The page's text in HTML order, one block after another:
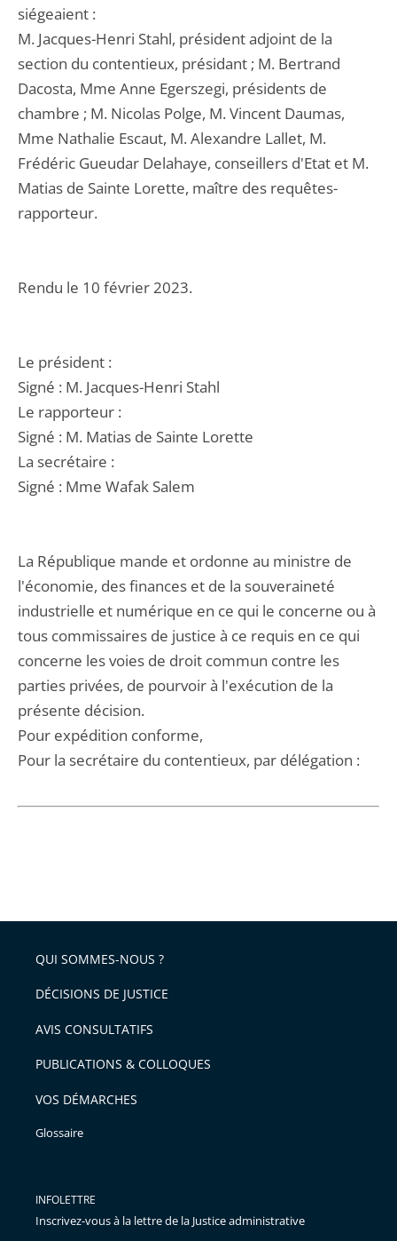
siégeaient :
M. Jacques-Henri Stahl, président adjoint de la
section du contentieux, présidant ; M. Bertrand
Dacosta, Mme Anne Egerszegi, présidents de
chambre ; M. Nicolas Polge, M. Vincent Daumas,
Mme Nathalie Escaut, M. Alexandre Lallet, M.
Frédéric Gueudar Delahaye, conseillers d'Etat et M.
Matias de Sainte Lorette, maître des requêtes-
rapporteur.
Rendu le 10 février 2023.
Le président :
Signé : M. Jacques-Henri Stahl
Le rapporteur :
Signé : M. Matias de Sainte Lorette
La secrétaire :
Signé : Mme Wafak Salem
La République mande et ordonne au ministre de
l'économie, des finances et de la souveraineté
industrielle et numérique en ce qui le concerne ou à
tous commissaires de justice à ce requis en ce qui
concerne les voies de droit commun contre les
parties privées, de pourvoir à l'exécution de la
présente décision.
Pour expédition conforme,
Pour la secrétaire du contentieux, par délégation :
QUI SOMMES-NOUS ?
DÉCISIONS DE JUSTICE
AVIS CONSULTATIFS
PUBLICATIONS & COLLOQUES
VOS DÉMARCHES
Glossaire
INFOLETTRE
Inscrivez-vous à la lettre de la Justice administrative